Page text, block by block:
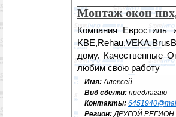
Монтаж окон
Компания Евростиль
дому. Качественные
любим свою работу
Имя:Алексей
Вид сделки: предлагаю
Контакты:
Регион:ДРУГОЙ РЕГИОН